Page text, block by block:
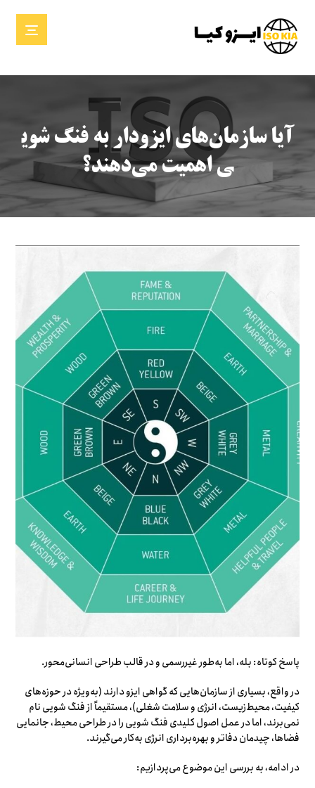
آیا سازمان‌های ایزودار به فنگ شوی
ی اهمیت می‌دهند؟
پاسخ کوتاه: بله، اما به‌طور غیررسمی و در قالب طراحی انسانی‌محور.
در واقع، بسیاری از سازمان‌هایی که گواهی ایزو دارند (به‌ویژه در حوزه‌های
کیفیت، محیط‌زیست، انرژی و سلامت شغلی)، مستقیماً از فنگ شویی نام
نمی‌برند، اما در عمل اصول کلیدی فنگ شویی را در طراحی محیط، جانمایی
فضاها، چیدمان دفاتر و بهره‌برداری انرژی به‌کار می‌گیرند.
در ادامه، به بررسی این موضوع می‌پردازیم: